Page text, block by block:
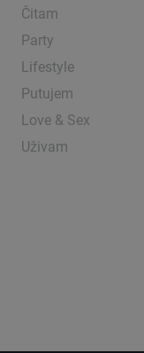
Čitam
Party
Lifestyle
Putujem
Love & Sex
Uživam